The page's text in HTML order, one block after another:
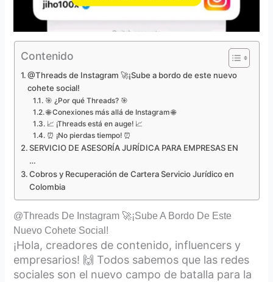
Contenido
@Threads de Instagram 🚀¡Sube a bordo de este nuevo
cohete social!
🎯 ¿Por qué Threads? 🎯
🌐 Conexiones más allá de Instagram 🌐
📈 ¡Threads está en auge! 📈
⏰ ¡No pierdas tiempo! ⏰
SERVICIO DE ASESORÍA JURÍDICA PARA EMPRESAS EN
…
Cobros y Recuperación de Cartera Servicio Jurídico en
Colombia
@Threads De Instagram 🚀¡Sube A Bordo De Este
Nuevo Cohete Social!
¡Hola, creadores de contenido, influencers y
empresarios! 🙌 Todos sabemos que las redes
sociales son el nuevo campo de batalla para la